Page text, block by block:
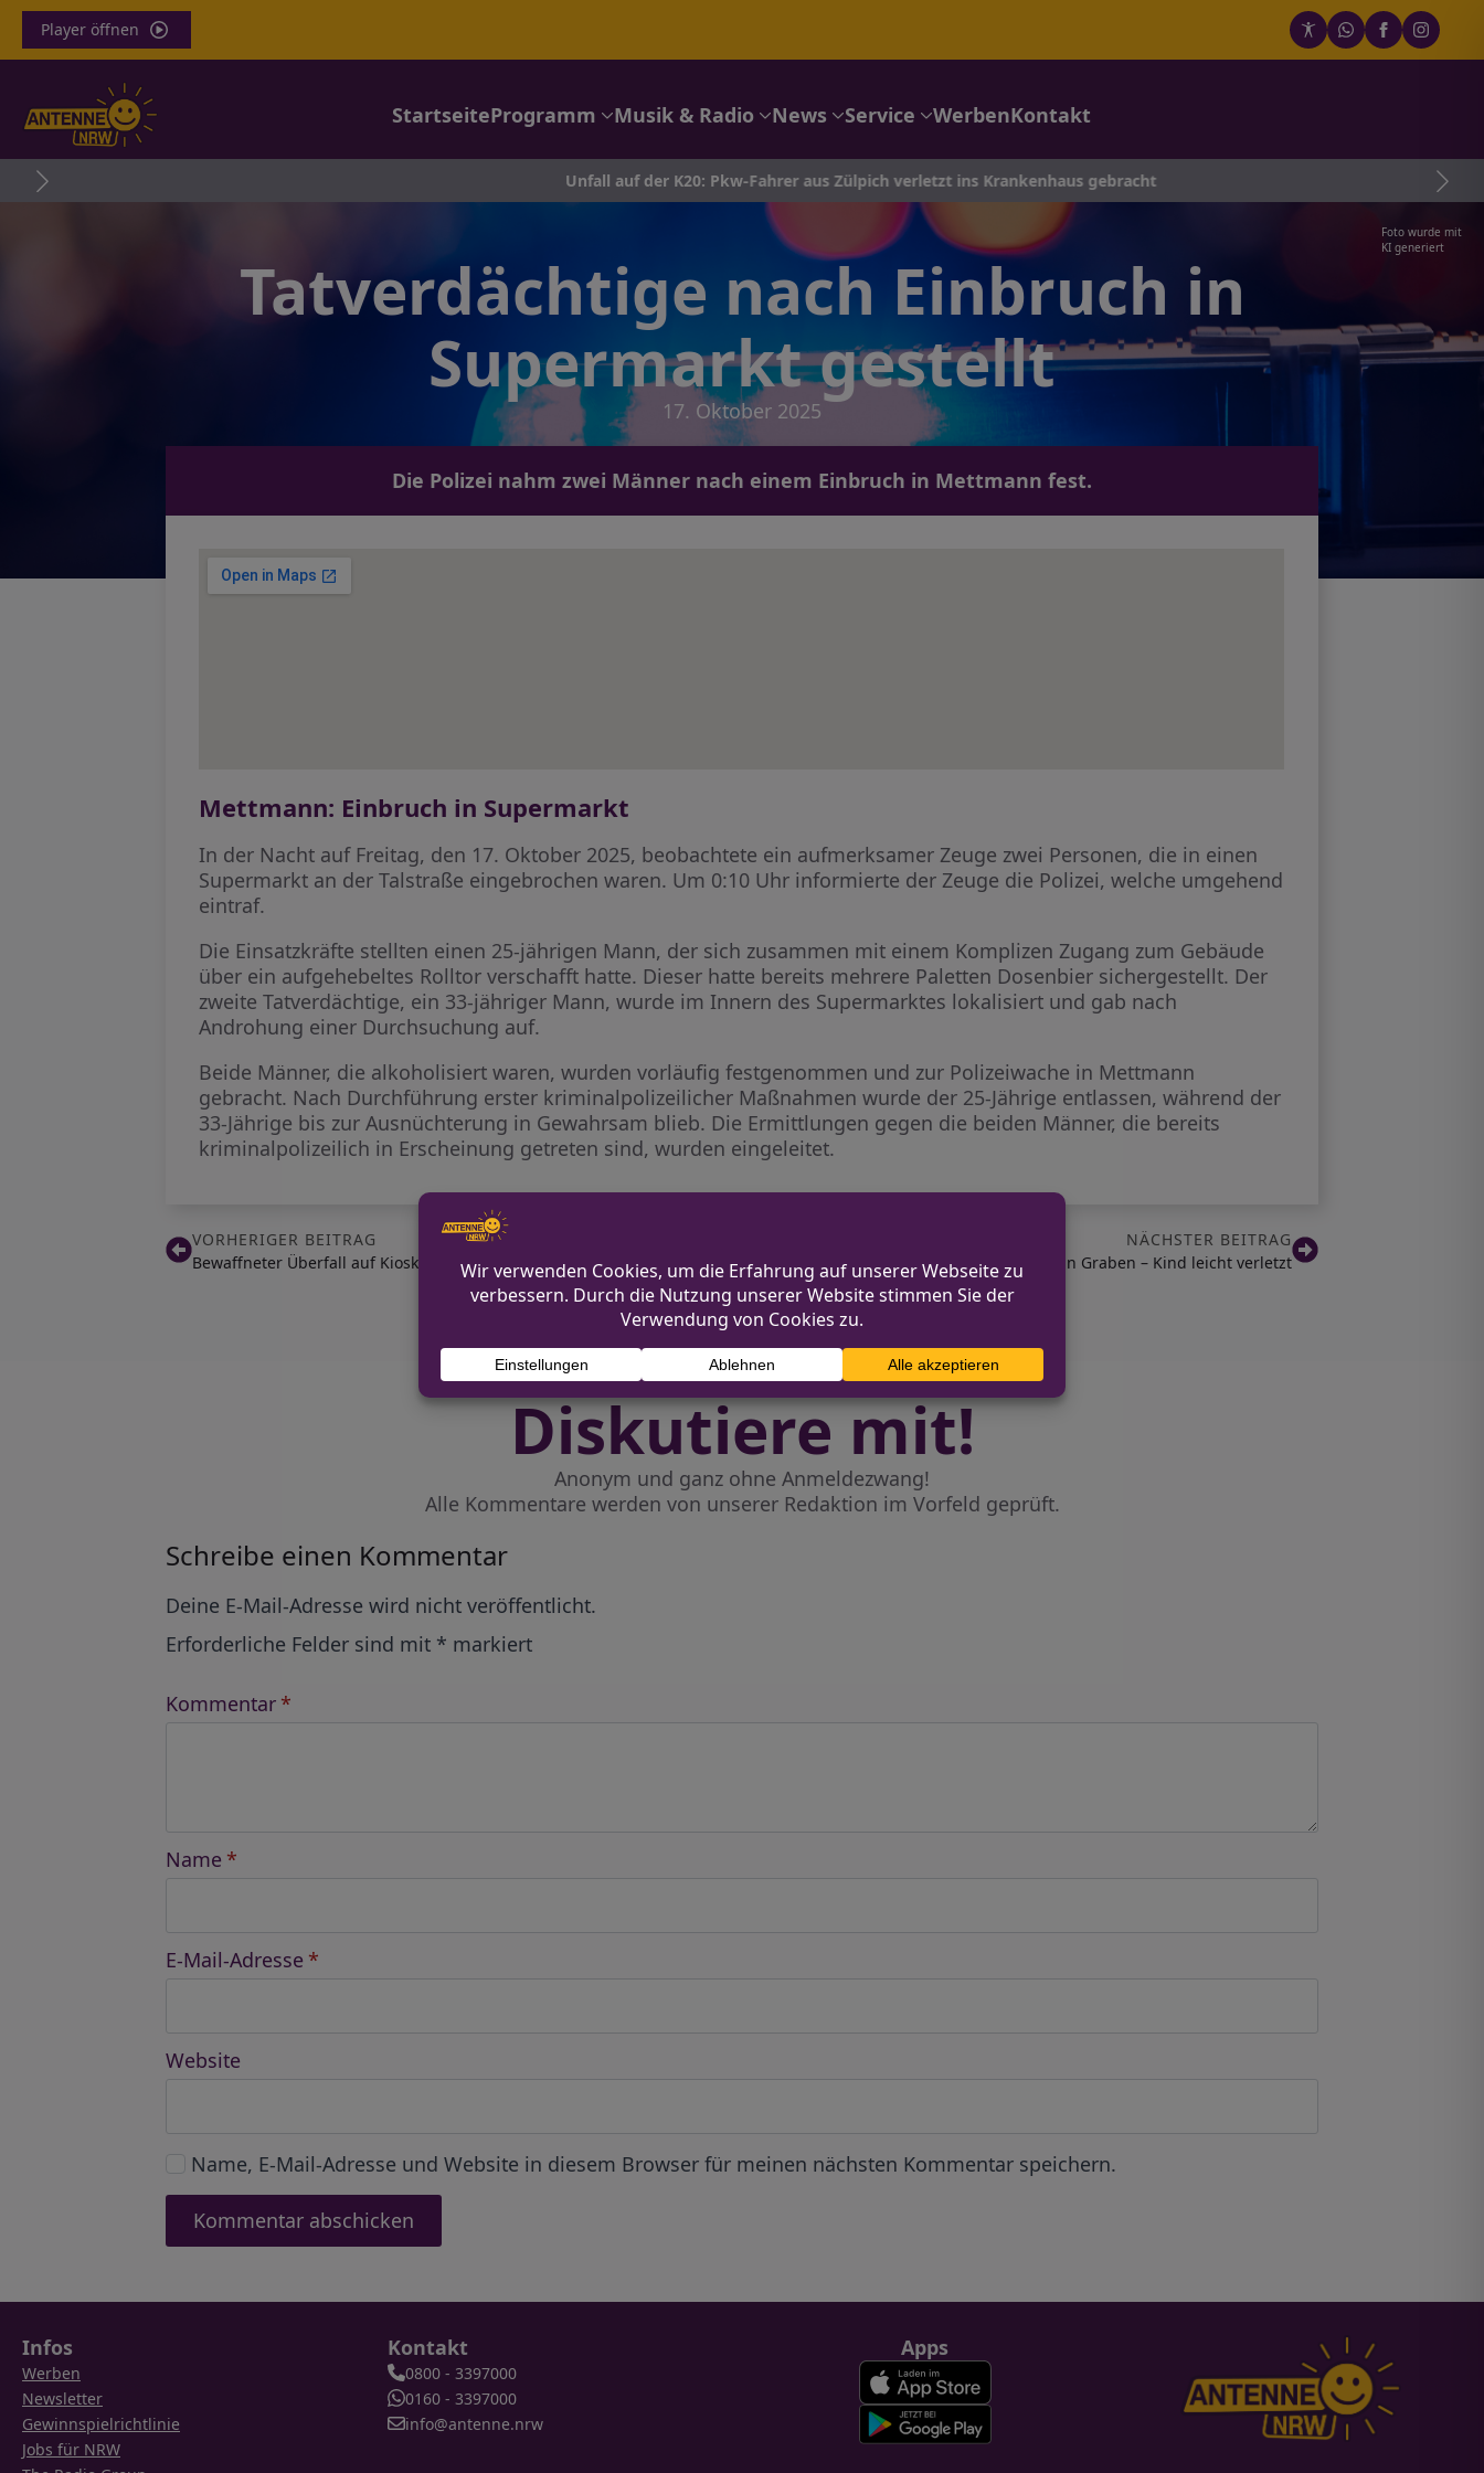
Player öffnen
StartseiteProgramm Musik & Radio News Service WerbenKontakt
Unfall auf der K20: Pkw-Fahrer aus Zülpich verletzt ins Krankenhaus gebracht
Foto wurde mit
KI generiert
Tatverdächtige nach Einbruch in
Supermarkt gestellt
17. Oktober 2025
Die Polizei nahm zwei Männer nach einem Einbruch in Mettmann fest.
Mettmann: Einbruch in Supermarkt
In der Nacht auf Freitag, den 17. Oktober 2025, beobachtete ein aufmerksamer Zeuge zwei Personen, die in einen
Supermarkt an der Talstraße eingebrochen waren. Um 0:10 Uhr informierte der Zeuge die Polizei, welche umgehend
eintraf.
Die Einsatzkräfte stellten einen 25-jährigen Mann, der sich zusammen mit einem Komplizen Zugang zum Gebäude
über ein aufgehebeltes Rolltor verschafft hatte. Dieser hatte bereits mehrere Paletten Dosenbier sichergestellt. Der
zweite Tatverdächtige, ein 33-jähriger Mann, wurde im Innern des Supermarktes lokalisiert und gab nach
Androhung einer Durchsuchung auf.
Beide Männer, die alkoholisiert waren, wurden vorläufig festgenommen und zur Polizeiwache in Mettmann
gebracht. Nach Durchführung erster kriminalpolizeilicher Maßnahmen wurde der 25-Jährige entlassen, während der
33-Jährige bis zur Ausnüchterung in Gewahrsam blieb. Die Ermittlungen gegen die beiden Männer, die bereits
kriminalpolizeilich in Erscheinung getreten sind, wurden eingeleitet.
VORHERIGER BEITRAG
Bewaffneter Überfall auf Kiosk in Köln-Humboldt-Gremberg
NÄCHSTER BEITRAG
Lastkraftwagen rutscht in Graben – Kind leicht verletzt
Diskutiere mit!
Anonym und ganz ohne Anmeldezwang!
Alle Kommentare werden von unserer Redaktion im Vorfeld geprüft.
Schreibe einen Kommentar
Deine E-Mail-Adresse wird nicht veröffentlicht.
Erforderliche Felder sind mit * markiert
Kommentar *
Name *
E-Mail-Adresse *
Website
Name, E-Mail-Adresse und Website in diesem Browser für meinen nächsten Kommentar speichern.
Infos
Werben
Newsletter
Gewinnspielrichtlinie
Jobs für NRW
Kontakt
0800 - 3397000
0160 - 3397000
info@antenne.nrw
Apps